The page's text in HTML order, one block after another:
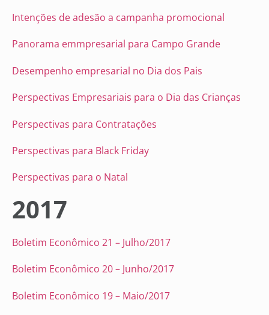
Intenções de adesão a campanha promocional
Panorama emmpresarial para Campo Grande
Desempenho empresarial no Dia dos Pais
Perspectivas Empresariais para o Dia das Crianças
Perspectivas para Contratações
Perspectivas para Black Friday
Perspectivas para o Natal
2017
Boletim Econômico 21 – Julho/2017
Boletim Econômico 20 – Junho/2017
Boletim Econômico 19 – Maio/2017